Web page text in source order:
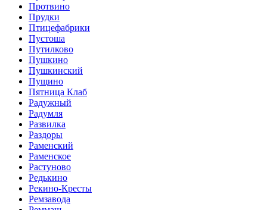
Протвино
Прудки
Птицефабрики
Пустоша
Путилково
Пушкино
Пушкинский
Пущино
Пятница Клаб
Радужный
Радумля
Развилка
Раздоры
Раменский
Раменское
Растуново
Редькино
Рекино-Кресты
Ремзавода